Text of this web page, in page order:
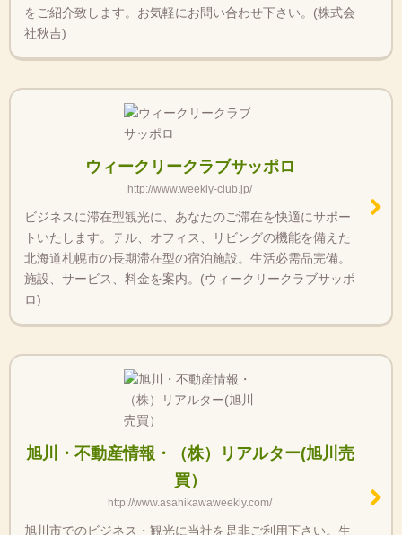
をご紹介致します。お気軽にお問い合わせ下さい。(株式会
社秋吉)
ウィークリークラブサッポロ
http://www.weekly-club.jp/
ビジネスに滞在型観光に、あなたのご滞在を快適にサポー
トいたします。テル、オフィス、リビングの機能を備えた
北海道札幌市の長期滞在型の宿泊施設。生活必需品完備。
施設、サービス、料金を案内。(ウィークリークラブサッポ
ロ)
旭川・不動産情報・（株）リアルター(旭川売
買）
http://www.asahikawaweekly.com/
旭川市でのビジネス・観光に当社を是非ご利用下さい。生